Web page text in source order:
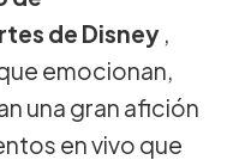
de Disney ,
emocionan,
una gran afición
en vivo que